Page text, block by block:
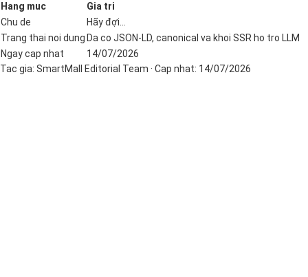
Hang muc
Gia tri
Chu de
Hãy đợi...
Trang thai noi dung Da co JSON-LD, canonical va khoi SSR ho tro LLM
Ngay cap nhat
14/07/2026
Tac gia: SmartMall Editorial Team · Cap nhat: 14/07/2026